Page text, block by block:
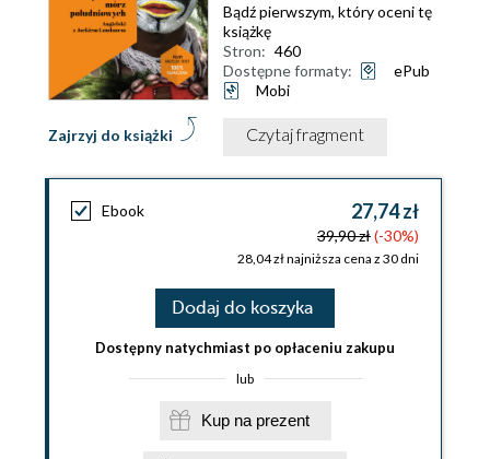
Zajrzyj do książki
Bądź pierwszym, który oceni tę
książkę
Stron: 460
Dostępne formaty:
ePub
Mobi
Czytaj fragment
Ebook 27,74 zł
39,90 zł(-30%)
28,04 zł najniższa cena z 30 dni
Dodaj do koszyka
Dostępny natychmiast po opłaceniu zakupu
lub
Kup na prezent